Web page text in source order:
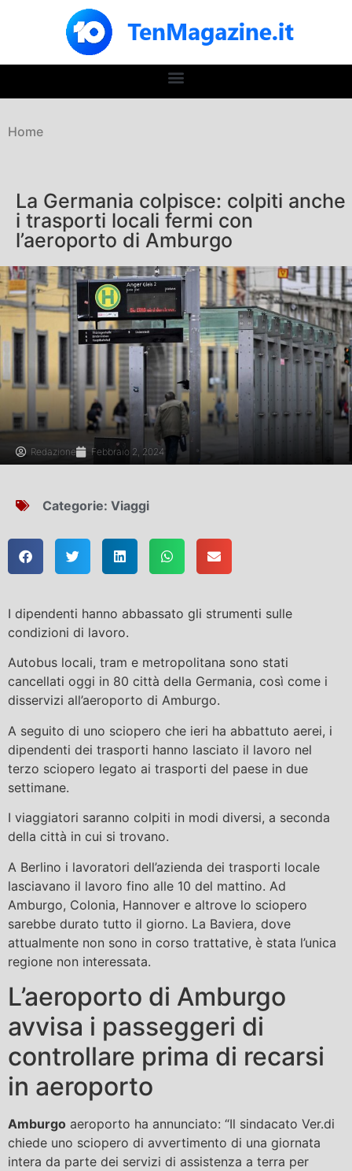
Home
La Germania colpisce: colpiti anche
i trasporti locali fermi con
l’aeroporto di Amburgo
Redazione Febbraio 2, 2024
Categorie: Viaggi
I dipendenti hanno abbassato gli strumenti sulle
condizioni di lavoro.
Autobus locali, tram e metropolitana sono stati
cancellati oggi in 80 città della Germania, così come i
disservizi all’aeroporto di Amburgo.
A seguito di uno sciopero che ieri ha abbattuto aerei, i
dipendenti dei trasporti hanno lasciato il lavoro nel
terzo sciopero legato ai trasporti del paese in due
settimane.
I viaggiatori saranno colpiti in modi diversi, a seconda
della città in cui si trovano.
A Berlino i lavoratori dell’azienda dei trasporti locale
lasciavano il lavoro fino alle 10 del mattino. Ad
Amburgo, Colonia, Hannover e altrove lo sciopero
sarebbe durato tutto il giorno. La Baviera, dove
attualmente non sono in corso trattative, è stata l’unica
regione non interessata.
L’aeroporto di Amburgo
avvisa i passeggeri di
controllare prima di recarsi
in aeroporto
Amburgo aeroporto ha annunciato: “Il sindacato Ver.di
chiede uno sciopero di avvertimento di una giornata
intera da parte dei servizi di assistenza a terra per